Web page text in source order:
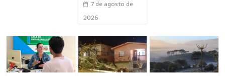
7 de agosto de
2026